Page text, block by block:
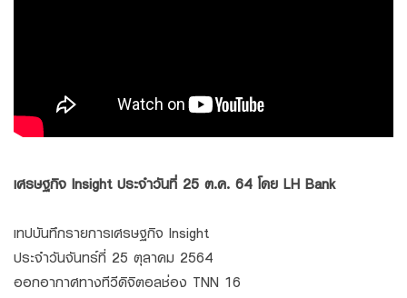
เศรษฐกิจ Insight ประจำวันที่ 25 ต.ค. 64 โดย LH Bank
เทปบันทึกรายการเศรษฐกิจ Insight
ประจำวันจันทร์ที่ 25 ตุลาคม 2564
ออกอากาศทางทีวีดิจิตอลช่อง TNN 16